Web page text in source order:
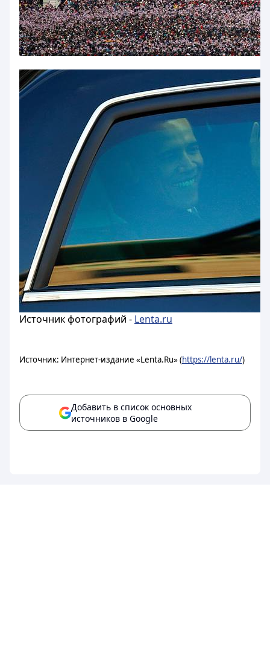
Источник фотографий - Lenta.ru
Источник: Интернет-издание «Lenta.Ru» (https://lenta.ru/)
Добавить в список основных
источников в Google